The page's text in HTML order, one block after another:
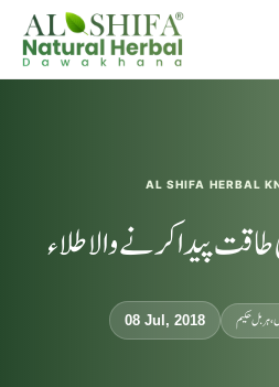
AL SHIFA HERBAL
پیدا کرنے والا طلاء
08 Jul, 2018 ہربل حکیم